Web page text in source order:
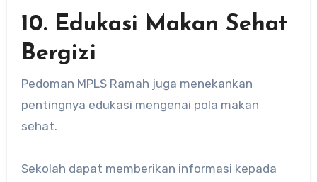
10. Edukasi Makan Sehat
Bergizi
Pedoman MPLS Ramah juga menekankan
pentingnya edukasi mengenai pola makan
sehat.
Sekolah dapat memberikan informasi kepada